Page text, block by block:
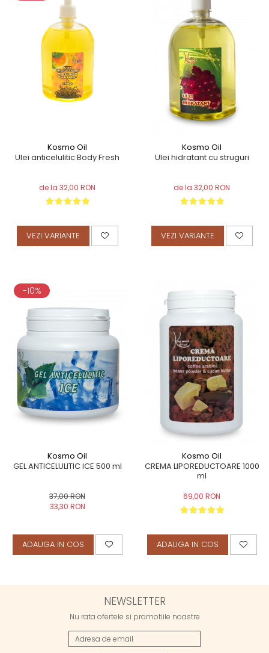
Kosmo Oil
Ulei anticelulitic Body Fresh
de la 32,00 RON
VEZI VARIANTE
Kosmo Oil
Ulei hidratant cu struguri
de la 32,00 RON
VEZI VARIANTE
-10%
Kosmo Oil
GEL ANTICELULITIC ICE 500 ml
37,00 RON
33,30 RON
ADAUGA IN COS
Kosmo Oil
CREMA LIPOREDUCTOARE 1000
ml
69,00 RON
ADAUGA IN COS
NEWSLETTER
Nu rata ofertele si promotiile noastre